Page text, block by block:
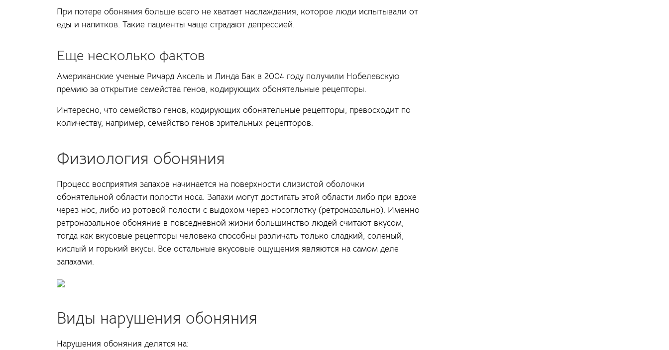
При потере обоняния больше всего не хватает наслаждения, которое люди испытывали от
еды и напитков. Такие пациенты чаще страдают депрессией.
Еще несколько фактов
Американские ученые Ричард Аксель и Линда Бак в 2004 году получили Нобелевскую
премию за открытие семейства генов, кодирующих обонятельные рецепторы.
Интересно, что семейство генов, кодирующих обонятельные рецепторы, превосходит по
количеству, например, семейство генов зрительных рецепторов.
Физиология обоняния
Процесс восприятия запахов начинается на поверхности слизистой оболочки
обонятельной области полости носа. Запахи могут достигать этой области либо при вдохе
через нос, либо из ротовой полости с выдохом через носоглотку (ретроназально). Именно
ретроназальное обоняние в повседневной жизни большинство людей считают вкусом,
тогда как вкусовые рецепторы человека способны различать только сладкий, соленый,
кислый и горький вкусы. Все остальные вкусовые ощущения являются на самом деле
запахами.
Виды нарушения обоняния
Нарушения обоняния делятся на: